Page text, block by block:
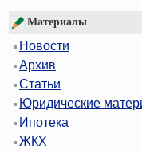
Материалы
Новости
Архив
Статьи
Юридические
Ипотека
ЖКХ